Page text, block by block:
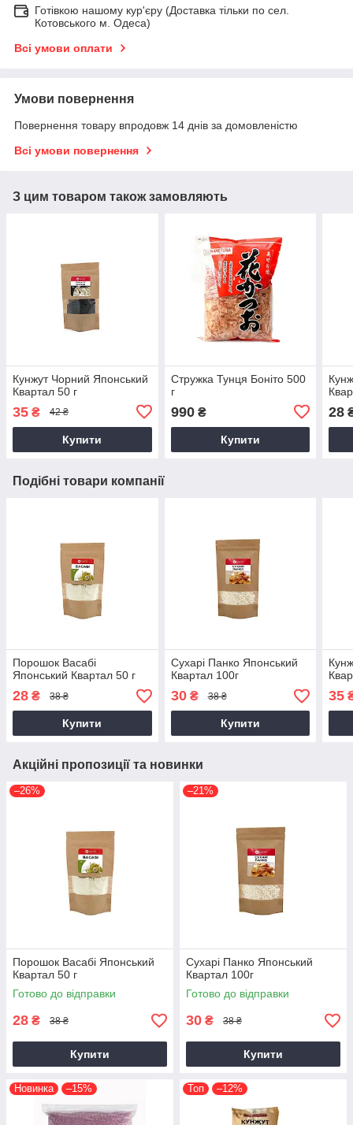
Готівкою нашому кур'єру (Доставка тільки по сел.
Котовського м. Одеса)
Всі умови оплати
Умови повернення
Повернення товару впродовж 14 днів за домовленістю
Всі умови повернення
З цим товаром також замовляють
Кунжут Чорний Японський
Квартал 50 г
35 ₴ 42 ₴
Купити
Стружка Тунця Боніто 500
г
990₴
Купити
28
Подібні товари компанії
Порошок Васабі
Японський Квартал 50 г
28 ₴ 38 ₴
Купити
Сухарі Панко Японський
Квартал 100г
30₴ 38 ₴
Купити
35
Акційні пропозиції та новинки
–26%
Порошок Васабі Японський
Квартал 50 г
Готово до відправки
28 ₴ 38 ₴
Купити
–21%
Сухарі Панко Японський
Квартал 100г
Готово до відправки
30 ₴ 38 ₴
Купити
Новинка –15% Топ –12%